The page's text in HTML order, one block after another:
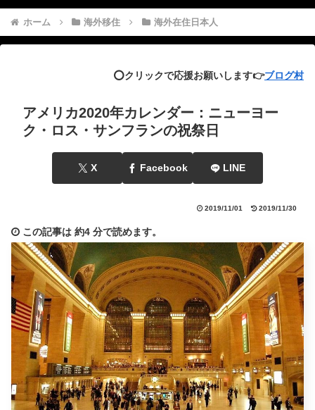
ホーム 海外移住 海外在住日本人
⭕️クリックで応援お願いします👉ブログ村
アメリカ2020年カレンダー：ニューヨー
ク・ロス・サンフランの祝祭日
X Facebook LINE
2019/11/01 2019/11/30
この記事は 約4 分で読めます。